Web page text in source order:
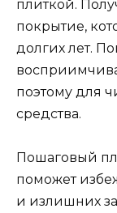
плиткой.
покрытие,
долгих лет.
поэтому для
средства.
Пошаговый
поможет
и излишних